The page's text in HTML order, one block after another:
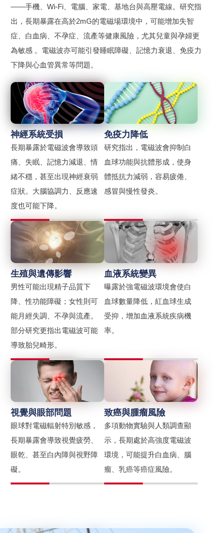
——手機、Wi-Fi、電腦、家電、基地台與高壓電線。研究指
出，長期暴露在高於2mG的電磁場環境中，可能增加失智
症、白血病、不孕症、流產等健康風險，尤其兒童與孕婦更
為敏感 。電磁波亦可能引發睡眠障礙、記憶力衰退、免疫力
下降與心血管異常等問題。
神經系統受損
長期暴露於電磁波會導致頭
痛、失眠、記憶力減退、情
緒不穩，甚至出現神經衰弱
症狀。大腦協調力、反應速
度也可能下降。
免疫力降低
研究指出，電磁波會抑制白
血球功能與抗體形成，使身
體抵抗力減弱，容易疲倦、
感冒與慢性發炎。
生殖與遺傳影響
男性可能出現精子品質下
降、性功能障礙；女性則可
能月經失調、不孕與流產。
部分研究更指出電磁波可能
導致胎兒畸形。
血液系統變異
曝露於強電磁波環境會使白
血球數量降低，紅血球生成
受抑，增加血液系統疾病機
率。
視覺與眼部問題
眼球對電磁輻射特別敏感，
長期暴露會導致視覺疲勞、
眼乾、甚至白內障與視野障
礙。
致癌與腫瘤風險
多項動物實驗與人類調查顯
示，長期處於高強度電磁波
環境，可能提升白血病、腦
瘤、乳癌等癌症風險。